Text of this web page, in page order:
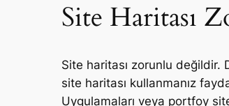
Site Haritası
Site haritası zorunlu değildir.
site haritası kullanmanız
Uygulamaları veya portfoy